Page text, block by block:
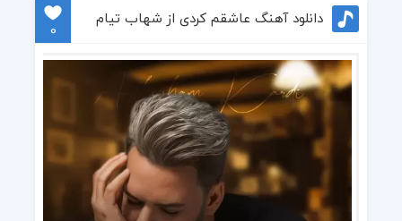
دانلود آهنگ عاشقم کردی از شهاب تیام
0